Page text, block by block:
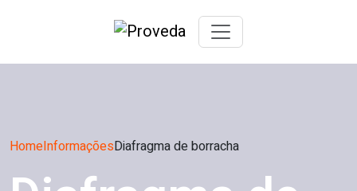
HomeInformaçõesDiafragma de borracha